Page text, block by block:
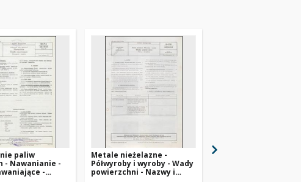
paliw
- Nawanianie -
-
Metale nieżelazne -
Półwyroby i wyroby - Wady
powierzchni - Nazwy i